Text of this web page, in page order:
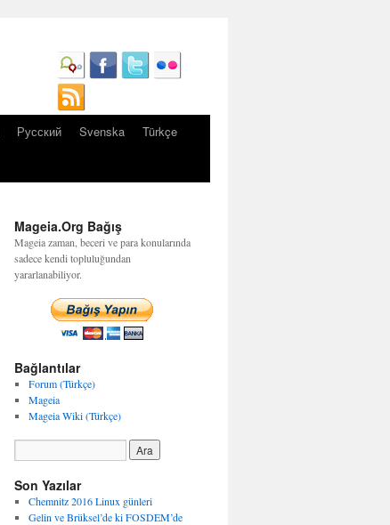
Русский Svenska
Türkçe
Mageia.Org Bağış
Mageia zaman, beceri ve para konularında
sadece kendi topluluğundan
yararlanabiliyor.
Bağlantılar
Forum (Türkçe)
Mageia
Mageia Wiki (Türkçe)
Son Yazılar
Chemnitz 2016 Linux günleri
Gelin ve Brüksel’de ki FOSDEM’de